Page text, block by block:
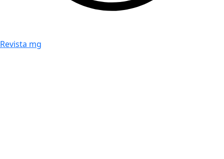
Revista mg